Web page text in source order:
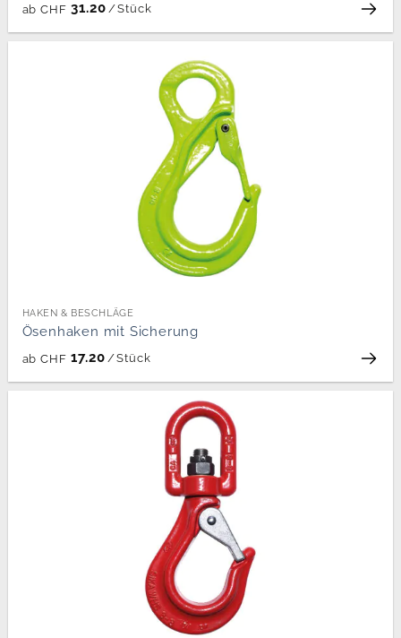
ab CHF 31.20 /Stück
HAKEN & BESCHLÄGE
Ösenhaken mit Sicherung
ab CHF 17.20 /Stück